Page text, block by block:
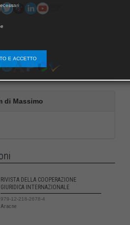
di Massimo
RIVISTA DELLA COOPERAZIONE
GIURIDICA INTERNAZIONALE
979-12-218-2678-4
Aracne
E ACCETTO